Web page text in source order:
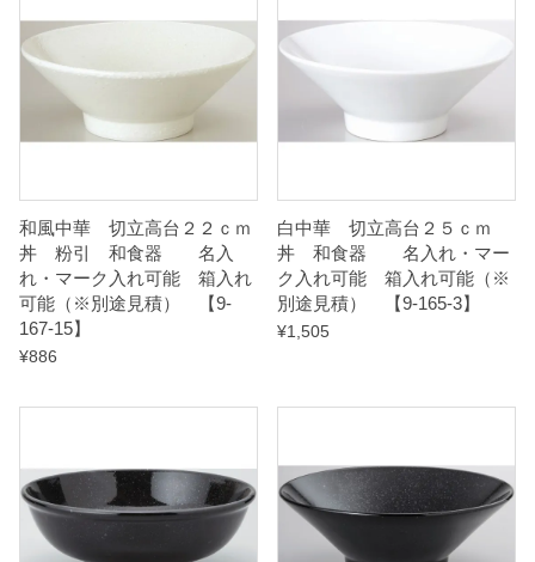
※
別
見
）
【
9
-
6
-
2
和風中華 切立高台２２ｃｍ
丼 粉引 和食器 名入
れ・マーク入れ可能 箱入れ
可能（※別途見積） 【9-
167-15】
¥886
白中華 切立高台２５ｃｍ
丼 和食器 名入れ・マー
ク入れ可能 箱入れ可能（※
別途見積） 【9-165-3】
¥1,505